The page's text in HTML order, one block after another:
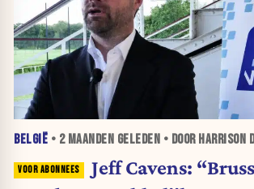
BELGIË • 2 MAANDEN GELEDEN • DOOR HARRISON
Jeff Cavens: